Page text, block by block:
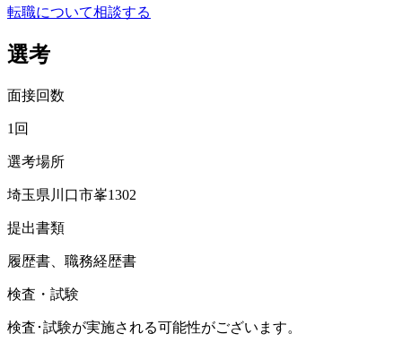
転職について相談する
選考
面接回数
1回
選考場所
埼玉県川口市峯1302
提出書類
履歴書、職務経歴書
検査・試験
検査･試験が実施される可能性がございます。